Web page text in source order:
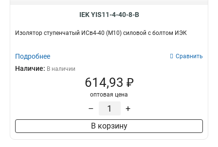
IEK YIS11-4-40-8-B
Изолятор ступенчатый ИСв4-40 (М10) силовой с болтом ИЭК
Подробнее Сравнить
Наличие: В наличии
614,93 ₽
оптовая цена
– +
В корзину